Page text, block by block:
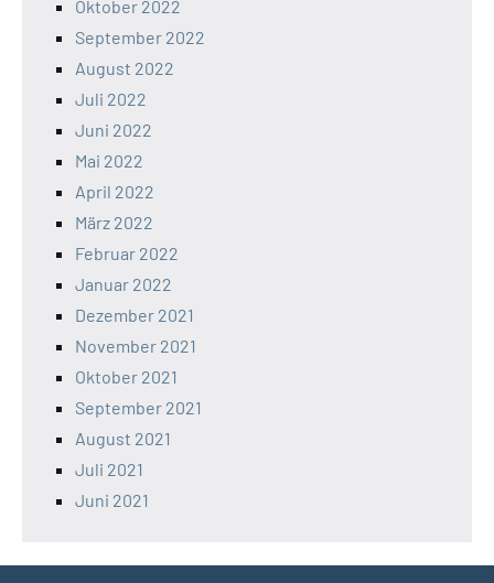
Oktober 2022
September 2022
August 2022
Juli 2022
Juni 2022
Mai 2022
April 2022
März 2022
Februar 2022
Januar 2022
Dezember 2021
November 2021
Oktober 2021
September 2021
August 2021
Juli 2021
Juni 2021